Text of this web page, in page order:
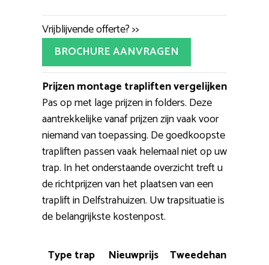
Vrijblijvende offerte? >>
BROCHURE AANVRAGEN
Prijzen montage trapliften vergelijken
Pas op met lage prijzen in folders. Deze
aantrekkelijke vanaf prijzen zijn vaak voor
niemand van toepassing. De goedkoopste
trapliften passen vaak helemaal niet op uw
trap. In het onderstaande overzicht treft u
de richtprijzen van het plaatsen van een
traplift in Delfstrahuizen. Uw trapsituatie is
de belangrijkste kostenpost.
Type trap Nieuwprijs Tweedehands